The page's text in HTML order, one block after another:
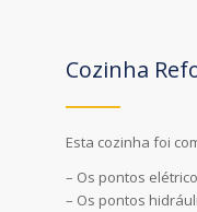
Cozinha
Esta cozinha foi
– Os pontos
– Os pontos